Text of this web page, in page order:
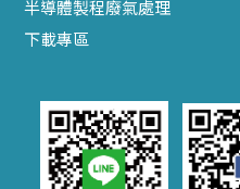
半導體製程廢氣處理
下載專區